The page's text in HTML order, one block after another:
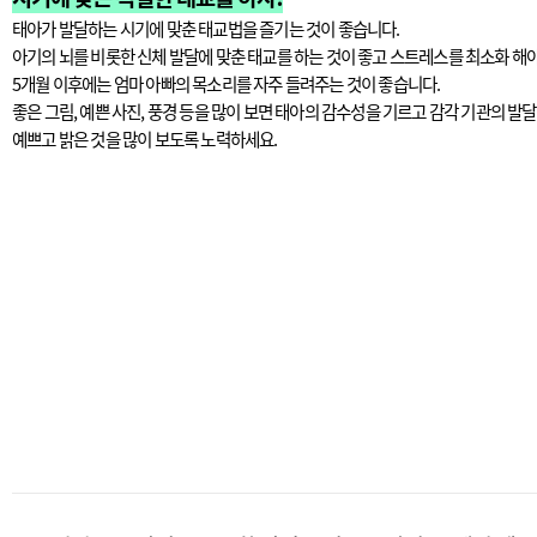
태아가 발달하는 시기에 맞춘 태교법을 즐기는 것이 좋습니다.
아기의 뇌를 비롯한 신체 발달에 맞춘 태교를 하는 것이 좋고 스트레스를 최소화 해
5개월 이후에는 엄마 아빠의 목소리를 자주 들려주는 것이 좋습니다.
좋은 그림, 예쁜 사진, 풍경 등을 많이 보면 태아의 감수성을 기르고 감각 기관의 발
예쁘고 밝은 것을 많이 보도록 노력하세요.